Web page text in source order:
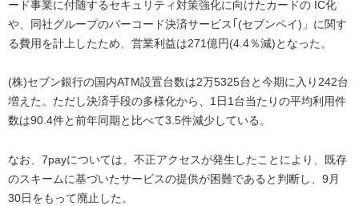
ード事業に付随するセキュリティ対策強化に向けたカードの IC化
や、同社グループのバーコード決済サービス｢(セブンペイ)」に関す
る費用を計上したため、営業利益は271億円(4.4％減)となった。
(株)セブン銀行の国内ATM設置台数は2万5325台と今期に入り242台
増えた。ただし決済手段の多様化から、1日1台当たりの平均利用件
数は90.4件と前年同期と比べて3.5件減少している。
なお、7payについては、不正アクセスが発生したことにより、既存
のスキームに基づいたサービスの提供が困難であると判断し、9月
30日をもって廃止した。